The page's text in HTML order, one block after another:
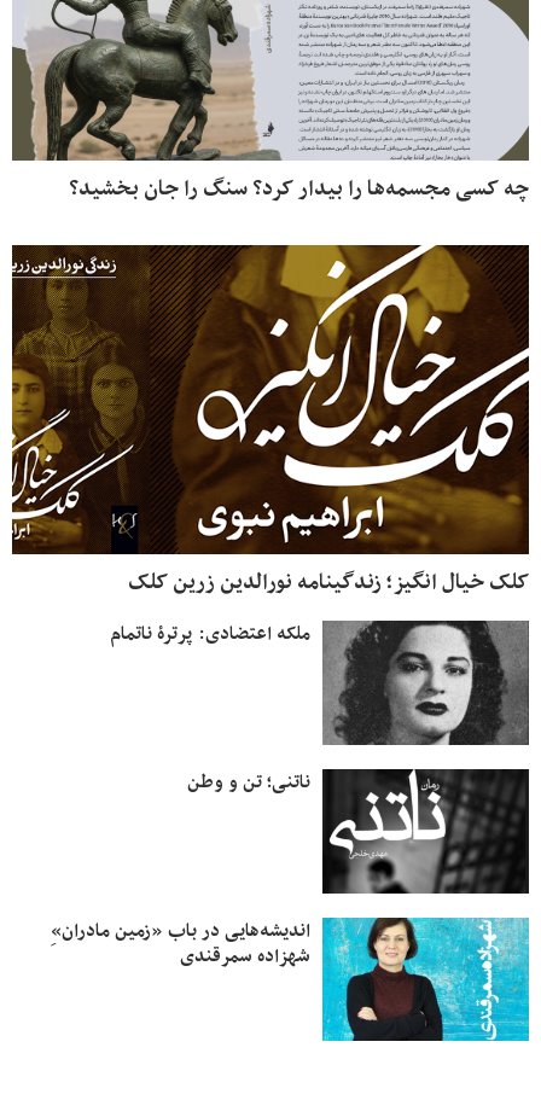
چه کسی مجسمه‌ها را بیدار کرد؟ سنگ را جان بخشید؟
کلک خیال انگیز؛ زندگینامه نورالدین زرین کلک
ملکه‌ اعتضادی: پرترۀ ناتمام
ناتنی؛ تن و وطن
اندیشه‌هایی در باب «زمین مادران»ِ
شهزاده سمرقندی